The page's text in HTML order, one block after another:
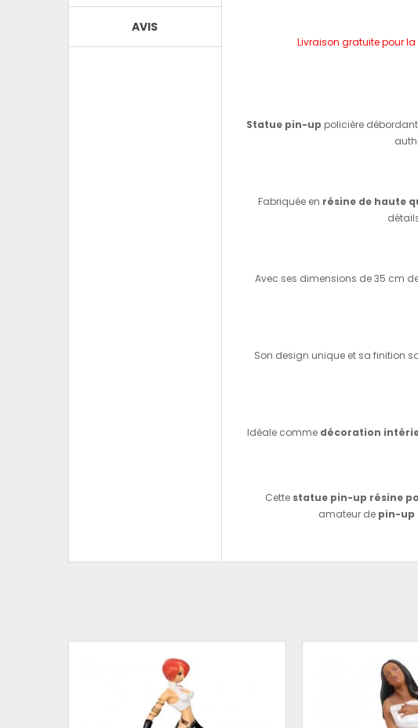
AVIS
Livraison gratuite pour
Statue pin-up policière
Fabriquée en résine de haute
Avec ses dimensions de 35 cm
Son design unique et sa finition
Idéale comme décoration
Cette statue pin-up résine
amateur de pin-up